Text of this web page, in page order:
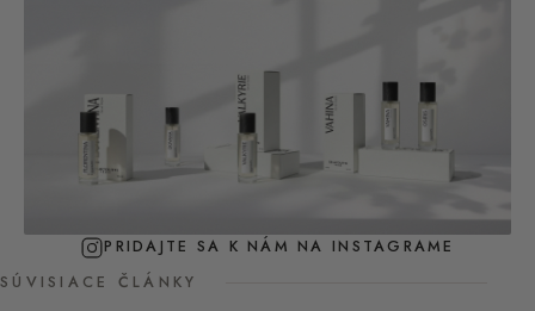
PRIDAJTE SA K NÁM NA INSTAGRAME
SÚVISIACE ČLÁNKY